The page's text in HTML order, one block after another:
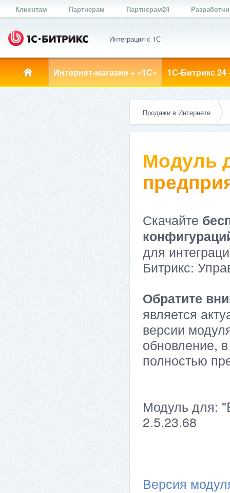
Клиентам Партнерам Партнерам24
Интеграция с 1С
Интернет-магазин + «1С» 1С-Битрикс 24
Продажи в Интернете
Модуль
Скачайте
для
Битрикс:
Обратите
является
версии
обновление,
полностью
Модуль для:
2.5.23.68
Версия